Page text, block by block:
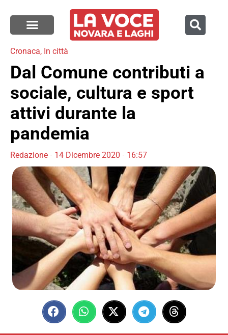
Cronaca, In città
Dal Comune contributi a
sociale, cultura e sport
attivi durante la
pandemia
Redazione 14 Dicembre 2020 16:57